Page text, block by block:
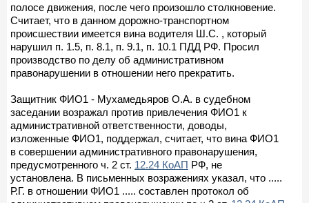
полосе движения, после чего произошло столкновение.
Считает, что в данном дорожно-транспортном
происшествии имеется вина водителя Ш.С. , который
нарушил п. 1.5, п. 8.1, п. 9.1, п. 10.1 ПДД РФ. Просил
производство по делу об административном
правонарушении в отношении него прекратить.
Защитник ФИО1 - Мухамедьяров О.А. в судебном
заседании возражал против привлечения ФИО1 к
административной ответственности, доводы,
изложенные ФИО1, поддержал, считает, что вина ФИО1
в совершении административного правонарушения,
предусмотренного ч. 2 ст. 12.24 КоАП РФ, не
установлена. В письменных возражениях указал, что .....
Р.Г. в отношении ФИО1 ..... составлен протокол об